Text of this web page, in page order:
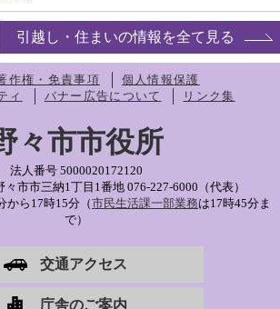
引越し・住まいの情報を全て見る
作権・免責事項
個人情報保護
ィ
バナー広告について リンク集
々市市役所
法人番号 5000020172120
々市市三納1丁目1番地 076-227-6000（代表）
から17時15分（市民生活課一部業務は17時45分ま
で）
交通アクセス
庁舎のご案内